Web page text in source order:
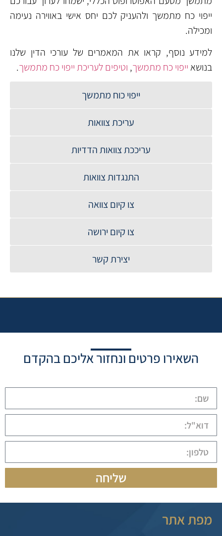
ייפוי כוח מתמשך
עריכת צוואות
עריככת צוואות הדדיות
התנגדות צוואות
צו קיום צוואה
צו קיום ירושה
יצירת קשר
ייפוי כח מתמשך ולהעניק לכם יחס אישי באווירה נעימה
ומכילה.
למידע נוסף, קראו את המאמרים של עורכי הדין שלנו
בנושאייפוי כח מתמשך, וטיפים לעריכת ייפוי כח מתמשך.
השאירו פרטים ונחזור אליכם בהקדם
שליחה
מפת אתר